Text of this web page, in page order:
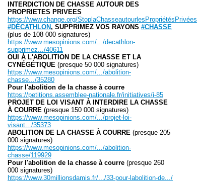
INTERDICTION DE CHASSE AUTOUR DES
PROPRIETES PRIVEES
https://www.change.org/StoplaChasseautourlesPropriétésPrivées
#DÉCATHLON, SUPPRIMEZ VOS RAYONS #CHASSE
(plus de 108 000 signatures)
https://www.mesopinions.com/.../decathlon-
supprimez.../40611
OUI À L'ABOLITION DE LA CHASSE ET LA
CYNÉGÉTIQUE (presque 50 000 signatures)
https://www.mesopinions.com/.../abolition-
chasse.../35280
Pour l'abolition de la chasse à courre
https://petitions.assemblee-nationale.fr/initiatives/i-85
PROJET DE LOI VISANT À INTERDIRE LA CHASSE
À COURRE (presque 150 000 signatures)
https://www.mesopinions.com/.../projet-loi-
visant.../35373
ABOLITION DE LA CHASSE À COURRE (presque 205
000 signatures)
https://www.mesopinions.com/.../abolition-
chasse/119929
Pour l'abolition de la chasse à courre (presque 260
000 signatures)
https://www.30millionsdamis.fr/.../33-pour-labolition-de.../